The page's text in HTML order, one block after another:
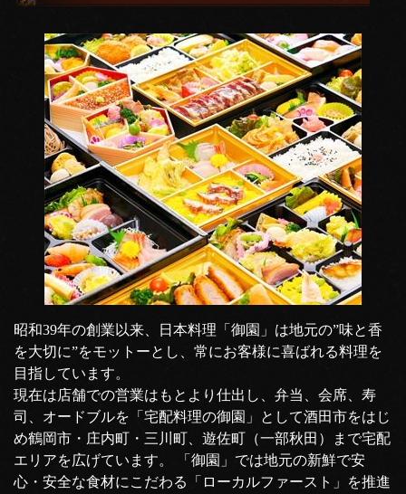
昭和39年の創業以来、日本料理「御園」は地元の”味と香
を大切に”をモットーとし、常にお客様に喜ばれる料理を
目指しています。
現在は店舗での営業はもとより仕出し、弁当、会席、寿
司、オードブルを「宅配料理の御園」として酒田市をはじ
め鶴岡市・庄内町・三川町、遊佐町（一部秋田）まで宅配
エリアを広げています。 「御園」では地元の新鮮で安
心・安全な食材にこだわる「ローカルファースト」を推進